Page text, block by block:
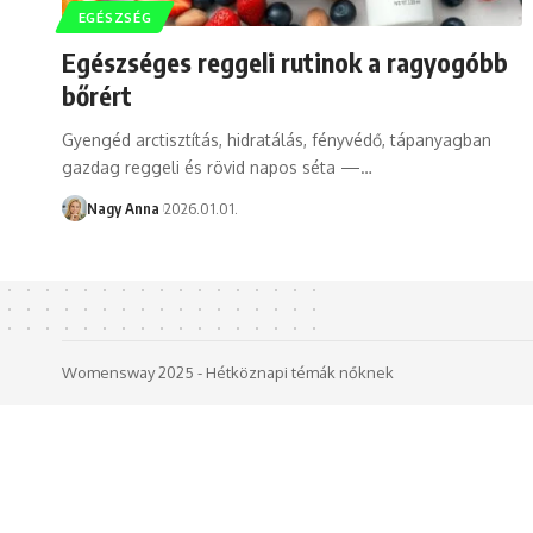
EGÉSZSÉG
Egészséges reggeli rutinok a ragyogóbb
bőrért
Gyengéd arctisztítás, hidratálás, fényvédő, tápanyagban
gazdag reggeli és rövid napos séta —…
Nagy Anna 2026.01.01.
Womensway 2025 - Hétköznapi témák nőknek